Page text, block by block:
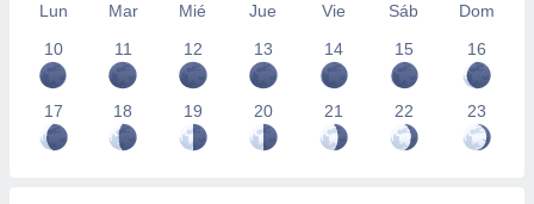
Lun Mar Mié Jue Vie Sáb
Dom
10
11 12 13 14 15 16
17 18 19 20 21 22 23